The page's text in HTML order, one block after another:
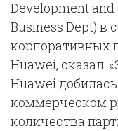
Development
Business Dept) в
корпоративных
Huawei, сказал:
Huawei
коммерческом
количества